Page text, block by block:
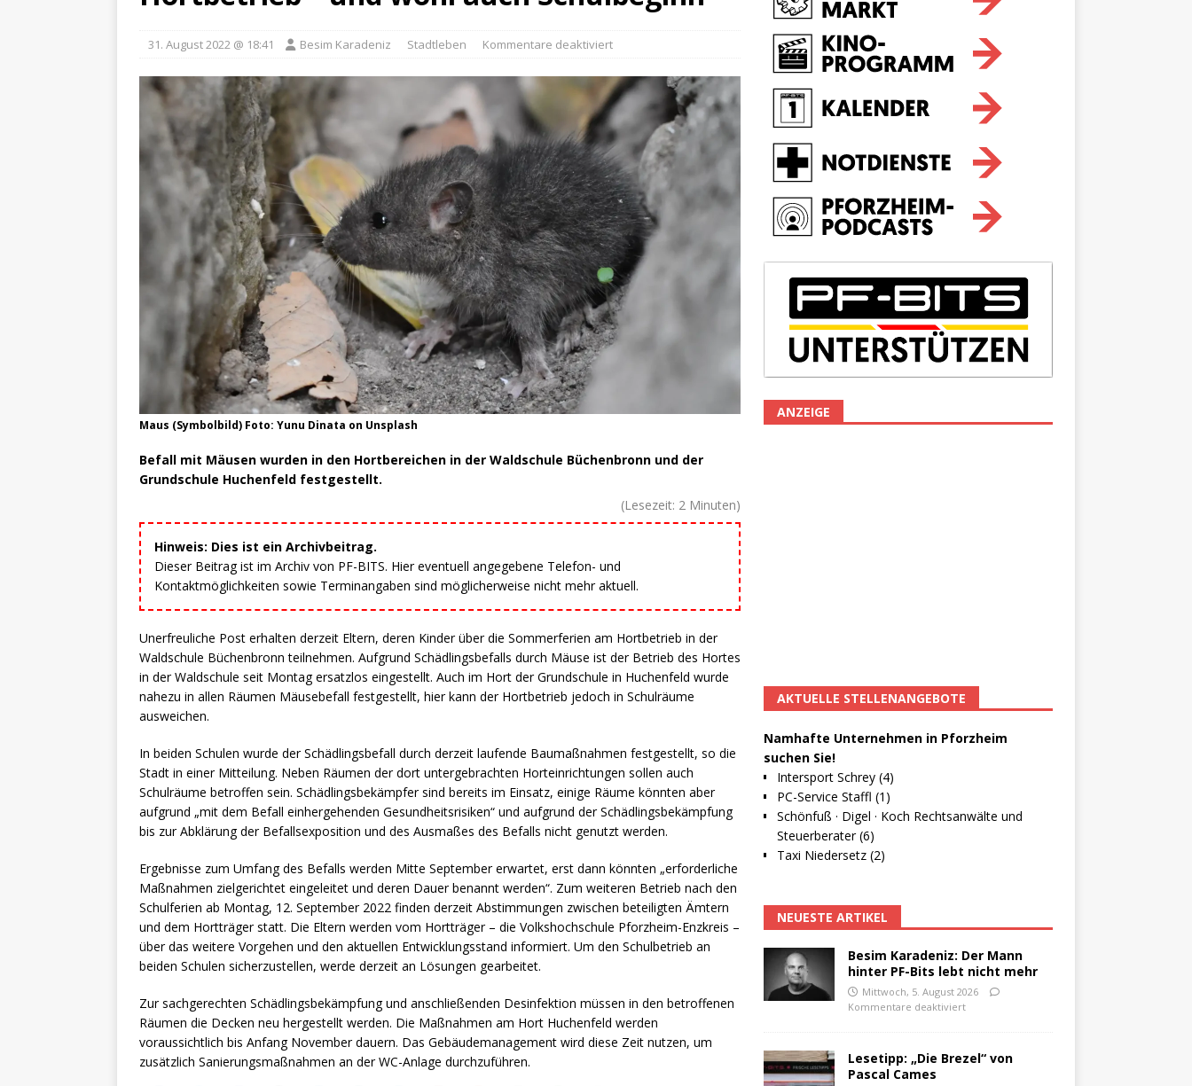
31. August 2022 @ 18:41 Besim Karadeniz Stadtleben Kommentare deaktiviert
Maus (Symbolbild) Foto: Yunu Dinata on Unsplash
Befall mit Mäusen wurden in den Hortbereichen in der Waldschule Büchenbronn und der
Grundschule Huchenfeld festgestellt.
(Lesezeit: 2 Minuten)
Hinweis: Dies ist ein Archivbeitrag.
Dieser Beitrag ist im Archiv von PF-BITS. Hier eventuell angegebene Telefon- und
Kontaktmöglichkeiten sowie Terminangaben sind möglicherweise nicht mehr aktuell.
Unerfreuliche Post erhalten derzeit Eltern, deren Kinder über die Sommerferien am Hortbetrieb in der
Waldschule Büchenbronn teilnehmen. Aufgrund Schädlingsbefalls durch Mäuse ist der Betrieb des Hortes
in der Waldschule seit Montag ersatzlos eingestellt. Auch im Hort der Grundschule in Huchenfeld wurde
nahezu in allen Räumen Mäusebefall festgestellt, hier kann der Hortbetrieb jedoch in Schulräume
ausweichen.
In beiden Schulen wurde der Schädlingsbefall durch derzeit laufende Baumaßnahmen festgestellt, so die
Stadt in einer Mitteilung. Neben Räumen der dort untergebrachten Horteinrichtungen sollen auch
Schulräume betroffen sein. Schädlingsbekämpfer sind bereits im Einsatz, einige Räume könnten aber
aufgrund „mit dem Befall einhergehenden Gesundheitsrisiken“ und aufgrund der Schädlingsbekämpfung
bis zur Abklärung der Befallsexposition und des Ausmaßes des Befalls nicht genutzt werden.
Ergebnisse zum Umfang des Befalls werden Mitte September erwartet, erst dann könnten „erforderliche
Maßnahmen zielgerichtet eingeleitet und deren Dauer benannt werden“. Zum weiteren Betrieb nach den
Schulferien ab Montag, 12. September 2022 finden derzeit Abstimmungen zwischen beteiligten Ämtern
und dem Hortträger statt. Die Eltern werden vom Hortträger – die Volkshochschule Pforzheim-Enzkreis –
über das weitere Vorgehen und den aktuellen Entwicklungsstand informiert. Um den Schulbetrieb an
beiden Schulen sicherzustellen, werde derzeit an Lösungen gearbeitet.
Zur sachgerechten Schädlingsbekämpfung und anschließenden Desinfektion müssen in den betroffenen
Räumen die Decken neu hergestellt werden. Die Maßnahmen am Hort Huchenfeld werden
voraussichtlich bis Anfang November dauern. Das Gebäudemanagement wird diese Zeit nutzen, um
zusätzlich Sanierungsmaßnahmen an der WC-Anlage durchzuführen.
ANZEIGE
AKTUELLE STELLENANGEBOTE
Namhafte Unternehmen in Pforzheim
suchen Sie!
Intersport Schrey (4)
PC-Service Staffl (1)
Schönfuß · Digel · Koch Rechtsanwälte und
Steuerberater (6)
Taxi Niedersetz (2)
NEUESTE ARTIKEL
Besim Karadeniz: Der Mann
hinter PF-Bits lebt nicht mehr
Mittwoch, 5. August 2026
Kommentare deaktiviert
Lesetipp: „Die Brezel“ von
Pascal Cames